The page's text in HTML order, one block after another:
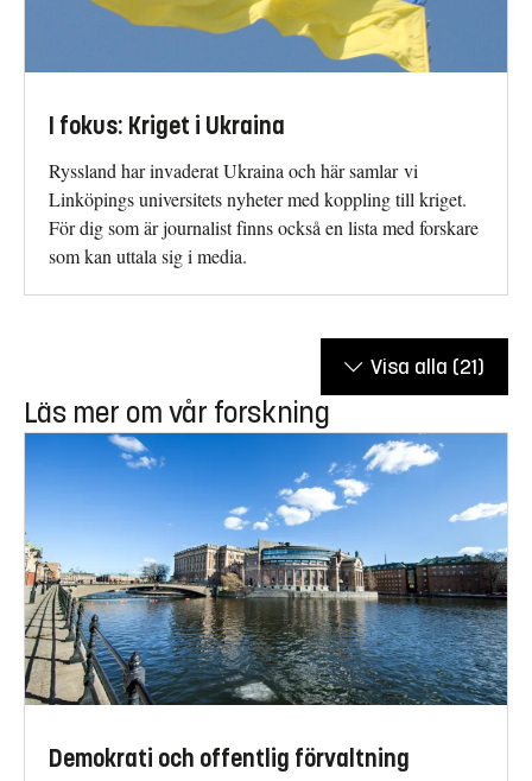
I fokus: Kriget i Ukraina
Ryssland har invaderat Ukraina och här samlar vi
Linköpings universitets nyheter med koppling till kriget.
För dig som är journalist finns också en lista med forskare
som kan uttala sig i media.
Visa alla (21)
Läs mer om vår forskning
Demokrati och offentlig förvaltning